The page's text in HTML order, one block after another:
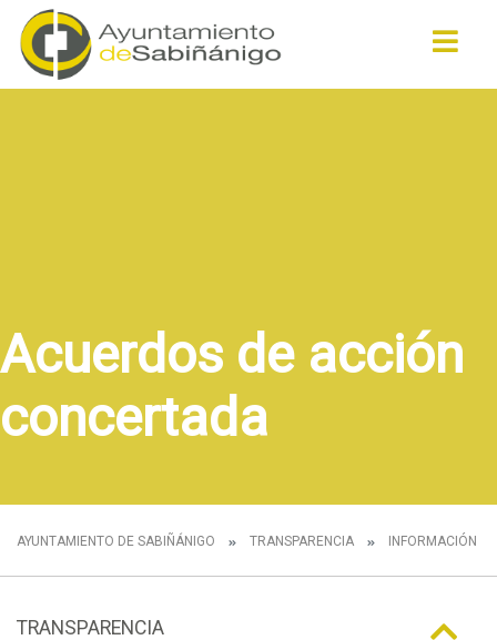
Acuerdos de acción
concertada
AYUNTAMIENTO DE SABIÑÁNIGO TRANSPARENCIA INFORMACIÓN
TRANSPARENCIA